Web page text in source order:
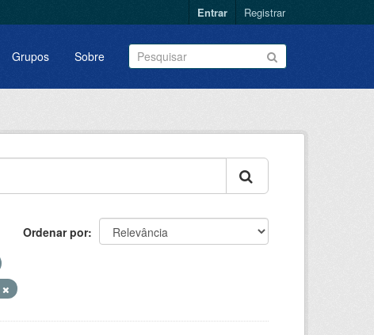
Entrar Registrar
Grupos Sobre
Ordenar por